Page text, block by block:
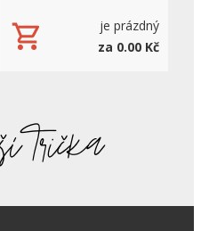
je prázdný
za 0.00 Kč